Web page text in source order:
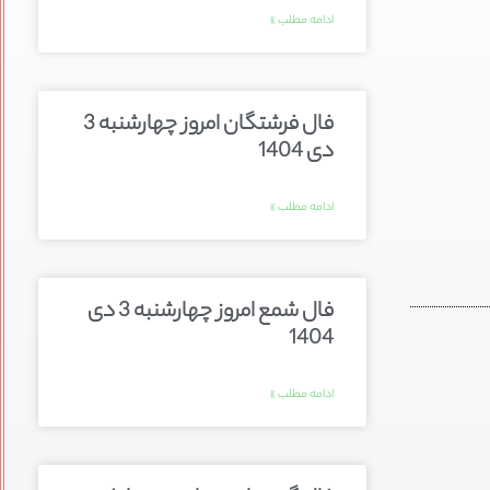
ادامه مطلب »
فال فرشتگان امروز چهارشنبه 3
دی 1404
ادامه مطلب »
فال شمع امروز چهارشنبه 3 دی
1404
ادامه مطلب »